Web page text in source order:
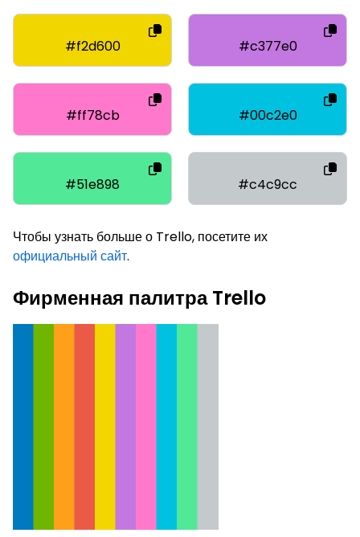
#f2d600 #c377e0
#ff78cb #00c2e0
#51e898 #c4c9cc
Чтобы узнать больше о Trello, посетите их
официальный сайт.
Фирменная палитра Trello